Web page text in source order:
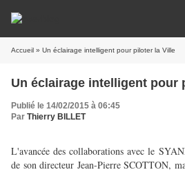
Accueil » Un éclairage intelligent pour piloter la Ville
Un éclairage intelligent pour
Publié le 14/02/2015 à 06:45
Par Thierry BILLET
L'avancée des collaborations avec le
de son directeur Jean-Pierre SCOTTON,